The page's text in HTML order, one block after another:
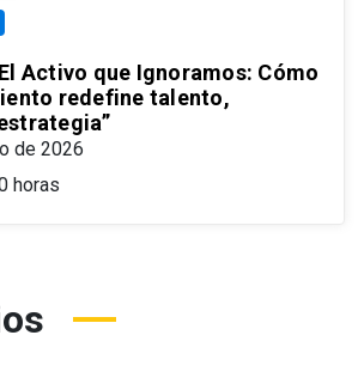
Activo que Ignoramos: Cómo
redefine talento,
de 2026
horas